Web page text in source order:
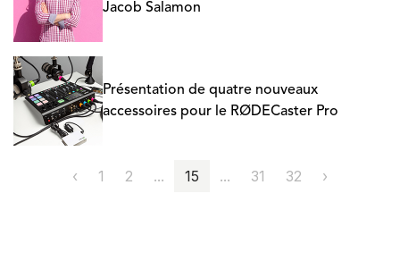
Jacob Salamon
Présentation de quatre nouveaux
accessoires pour le RØDECaster Pro
‹ 1 2 ... 15 ... 31 32 ›